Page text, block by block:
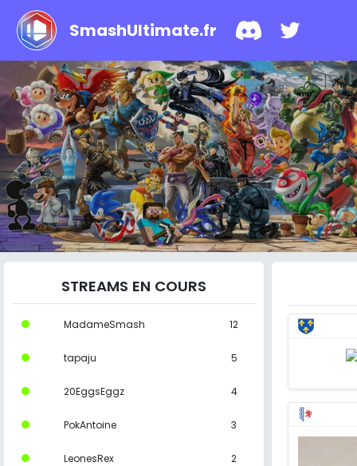
SmashUltimate.fr
STREAMS EN COURS
MadameSmash 12
tapaju 5
20EggsEggz 4
PokAntoine 3
LeonesRex 2